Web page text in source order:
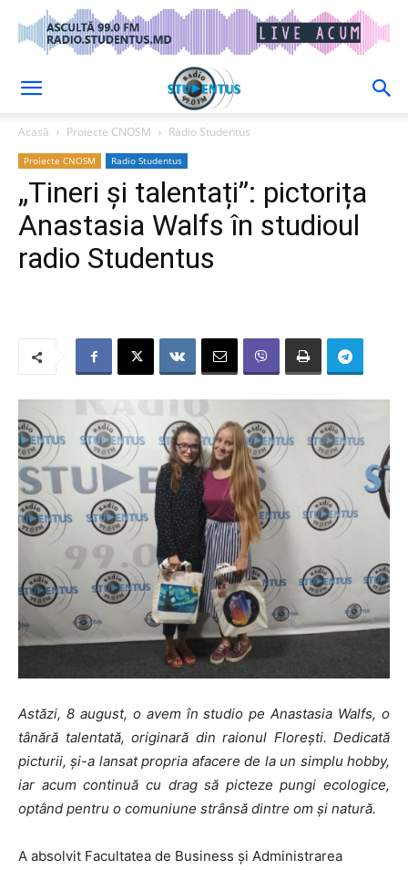
Acasă Proiecte CNOSM Radio Studentus
Proiecte CNOSM Radio Studentus
„Tineri și talentați”: pictorița
Anastasia Walfs în studioul
radio Studentus
Astăzi, 8 august, o avem în studio pe Anastasia Walfs, o
tânără talentată, originară din raionul Florești. Dedicată
picturii, și-a lansat propria afacere de la un simplu hobby,
iar acum continuă cu drag să picteze pungi ecologice,
optând pentru o comuniune strânsă dintre om și natură.
A absolvit Facultatea de Business și Administrarea